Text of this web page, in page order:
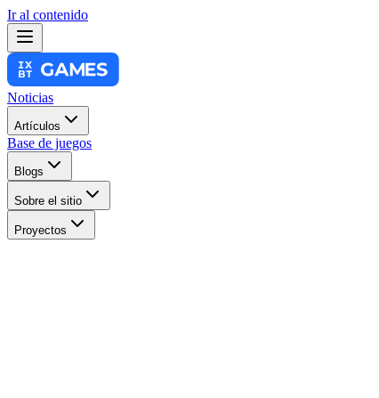
Ir al contenido
Noticias
Artículos
Base de juegos
Blogs
Sobre el sitio
Proyectos